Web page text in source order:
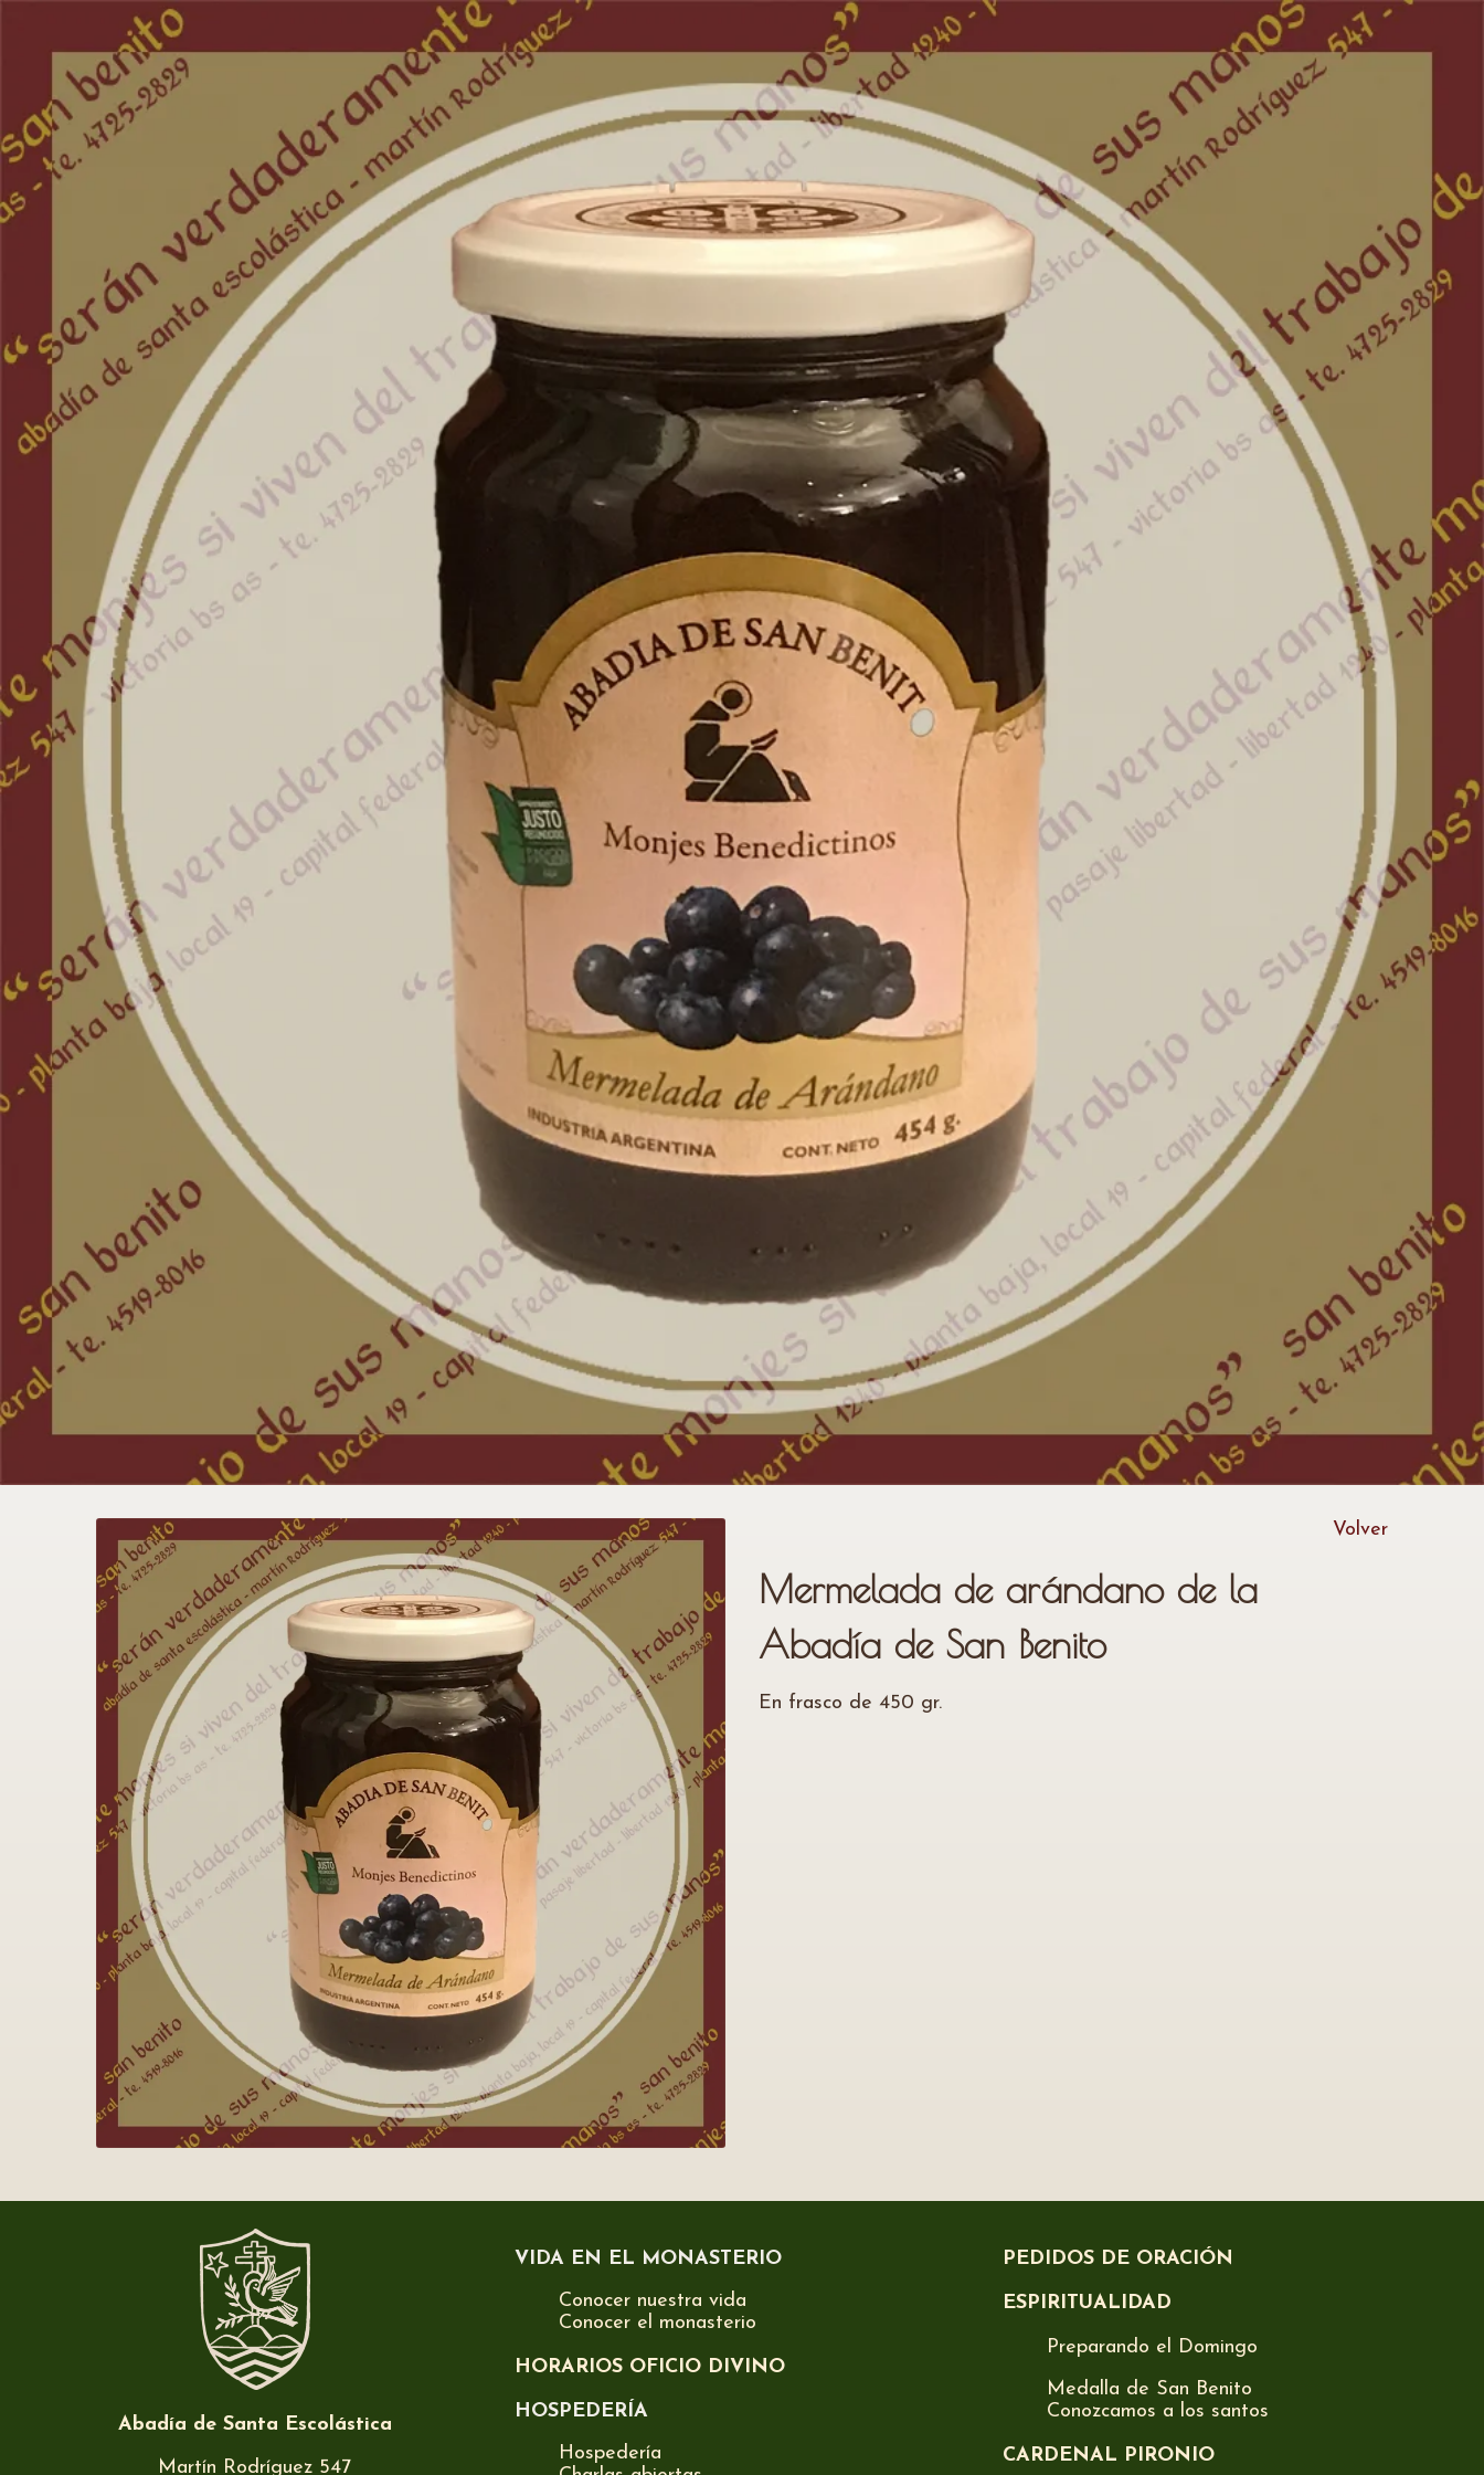
Volver
Mermelada de arándano de la
Abadía de San Benito
En frasco de 450 gr.
Abadía de Santa Escolástica
Martín Rodríguez 547
VIDA EN EL MONASTERIO
Conocer nuestra vida
Conocer el monasterio
HORARIOS OFICIO DIVINO
HOSPEDERÍA
Hospedería
PEDIDOS DE ORACIÓN
ESPIRITUALIDAD
Preparando el Domingo
Medalla de San Benito
Conozcamos a los santos
CARDENAL PIRONIO